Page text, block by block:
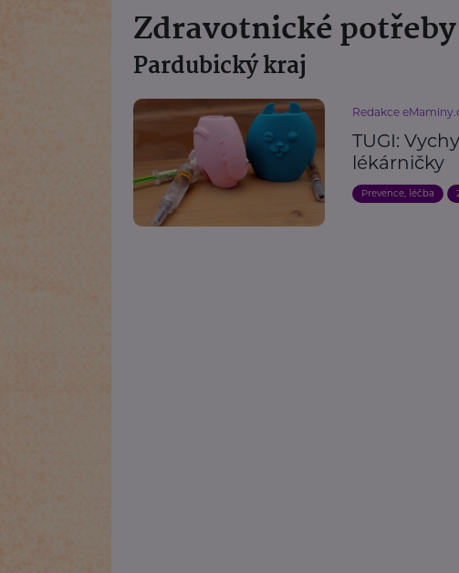
Zdravotnické potřeby
Pardubický kraj
Redakce
TUGI:
lékárničky
Prevence, léčba